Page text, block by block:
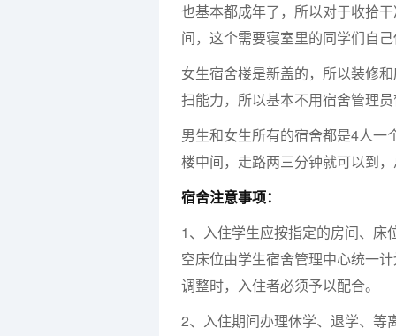
也基本都成年了，所以对于收拾
间，这个需要寝室里的同学们自
女生宿舍楼是新盖的，所以装修
扫能力，所以基本不用宿舍管理
男生和女生所有的宿舍都是4人一
楼中间，走路两三分钟就可以到
宿舍注意事项：
1、入住学生应按指定的房间、床
空床位由学生宿舍管理中心统一
调整时，入住者必须予以配合。
2、入住期间办理休学、退学、等